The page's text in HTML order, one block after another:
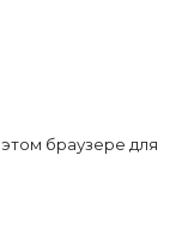
браузере для